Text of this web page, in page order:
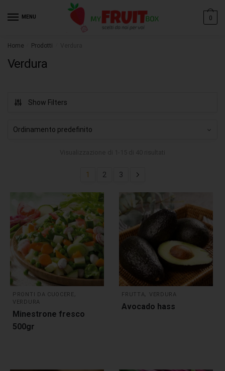
MENU 0
Home Prodotti
Verdura
Show Filters
1 2 3
PRONTI DA CUOCERE
VERDURA
Minestrone fresco
500gr
FRUTTA VERDURA
Avocado hass